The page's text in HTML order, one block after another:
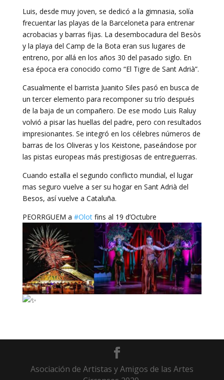
Luis, desde muy joven, se dedicó a la gimnasia, solía
frecuentar las playas de la Barceloneta para entrenar
acrobacias y barras fijas. La desembocadura del Besòs
y la playa del Camp de la Bota eran sus lugares de
entreno, por allá en los años 30 del pasado siglo. En
esa época era conocido como “El Tigre de Sant Adrià”.
Casualmente el barrista Juanito Siles pasó en busca de
un tercer elemento para recomponer su trío después
de la baja de un compañero. De ese modo Luis Raluy
volvió a pisar las huellas del padre, pero con resultados
impresionantes. Se integró en los célebres números de
barras de los Oliveras y los Keistone, paseándose por
las pistas europeas más prestigiosas de entreguerras.
Cuando estalla el segundo conflicto mundial, el lugar
mas seguro vuelve a ser su hogar en Sant Adrià del
Besos, así vuelve a Cataluña.
PEORRGUEM a #Olotfins al 19 d’Octubre
Asociación de Artistas y Amigos de las Artes